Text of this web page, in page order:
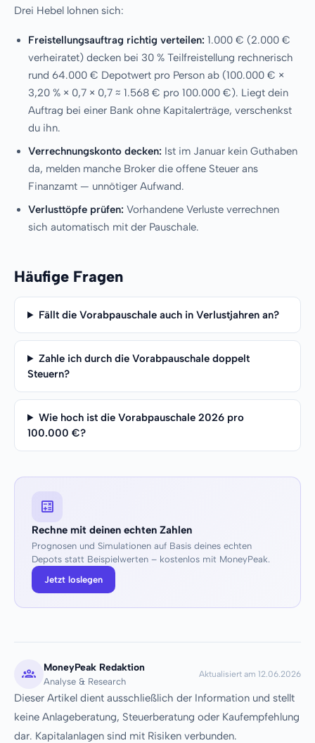
Drei Hebel lohnen sich:
Freistellungsauftrag richtig verteilen: 1.000 € (2.000 €
verheiratet) decken bei 30 % Teilfreistellung rechnerisch
rund 64.000 € Depotwert pro Person ab (100.000 € ×
3,20 % × 0,7 × 0,7 ≈ 1.568 € pro 100.000 €). Liegt dein
Auftrag bei einer Bank ohne Kapitalerträge, verschenkst
du ihn.
Verrechnungskonto decken: Ist im Januar kein Guthaben
da, melden manche Broker die offene Steuer ans
Finanzamt — unnötiger Aufwand.
Verlusttöpfe prüfen: Vorhandene Verluste verrechnen
sich automatisch mit der Pauschale.
Häufige Fragen
Fällt die Vorabpauschale auch in Verlustjahren an?
Zahle ich durch die Vorabpauschale doppelt
Steuern?
Wie hoch ist die Vorabpauschale 2026 pro
100.000 €?
Rechne mit deinen echten Zahlen
Prognosen und Simulationen auf Basis deines echten
Depots statt Beispielwerten – kostenlos mit MoneyPeak.
Jetzt loslegen
MoneyPeak Redaktion
Analyse & Research
Aktualisiert am 12.06.2026
Dieser Artikel dient ausschließlich der Information und stellt
keine Anlageberatung, Steuerberatung oder Kaufempfehlung
dar. Kapitalanlagen sind mit Risiken verbunden.